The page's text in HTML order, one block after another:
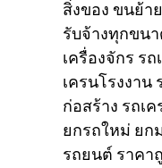
สิ่งของ ขนย้า
รับจ้างทุกขน
เครื่องจักร ร
เครนโรงงาน
ก่อสร้าง รถเ
ยกรถใหม่ ยก
รถยนต์ ราคา